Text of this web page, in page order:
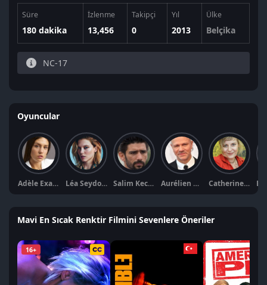
Süre
180 dakika
İzlenme
13,456
Takipçi
0
Yıl
2013
Ülke
Belçika
NC-17
Oyuncular
Adèle Exarchopoulos Léa Seydoux Salim Kechiouche Aurélien Recoing Catherine Salée
Mavi En Sıcak Renktir Filmini Sevenlere Öneriler
16+